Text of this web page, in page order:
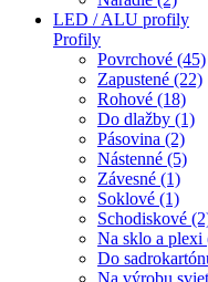
LED / ALU profily
Profily
Povrchové (45)
Zapustené (22)
Rohové (18)
Do dlažby (1)
Pásovina (2)
Nástenné (5)
Závesné (1)
Soklové (1)
Schodiskové
Na sklo a plexi
Do
Na výrobu